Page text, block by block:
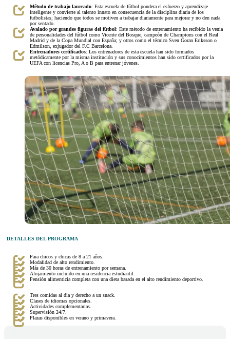
Método de trabajo laureado: Esta escuela de fútbol pondera el esfuerzo y aprendizaje
inteligente y convierte al talento innato en consecuencia de la disciplina diaria de los
futbolistas; haciendo que todos se motiven a trabajar diariamente para mejorar y no den nada
por sentado.
Avalado por grandes figuras del fútbol: Este método de entrenamiento ha recibido la venia
de personalidades del fútbol como Vicente del Bosque, campeón de Champions con el Real
Madrid y de la Copa Mundial con España; y otros como el técnico Sven Goran Eriksson o
Edmilson, exjugador del F.C Barcelona.
Entrenadores certificados: Los entrenadores de esta escuela han sido formados
metódicamente por la misma institución y sus conocimientos han sido certificados por la
UEFA con licencias Pro, A o B para entrenar jóvenes.
DETALLES DEL PROGRAMA
Para chicos y chicas de 8 a 21 años.
Modalidad de alto rendimiento.
Más de 30 horas de entrenamiento por semana.
Alojamiento incluido en una residencia estudiantil.
Pensión alimenticia completa con una dieta basada en el alto rendimiento deportivo.
Tres comidas al día y derecho a un snack.
Clases de idiomas opcionales.
Actividades complementarias.
Supervisión 24/7.
Plazas disponibles en verano y primavera.